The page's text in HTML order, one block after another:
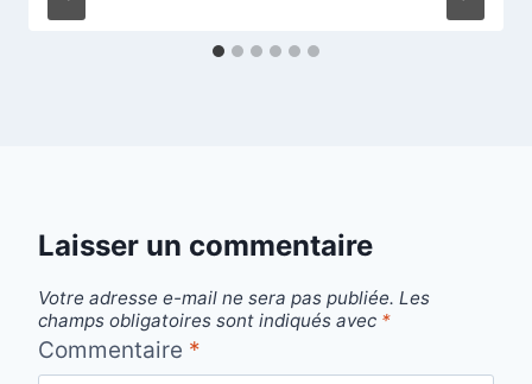
Laisser un commentaire
Votre adresse e-mail ne sera pas publiée. Les
champs obligatoires sont indiqués avec *
Commentaire *